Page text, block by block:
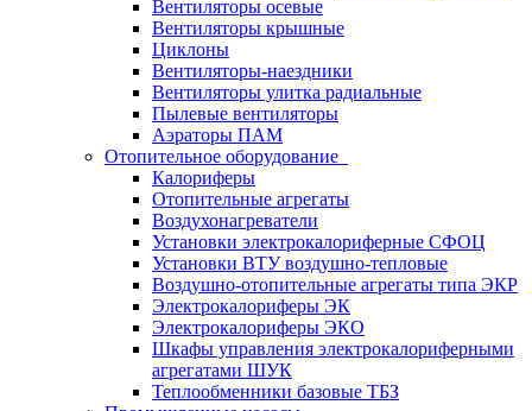
Вентиляторы осевые
Вентиляторы крышные
Циклоны
Вентиляторы-наездники
Вентиляторы улитка радиальные
Пылевые вентиляторы
Аэраторы ПАМ
Отопительное оборудование
Калориферы
Отопительные агрегаты
Воздухонагреватели
Установки электрокалориферные СФОЦ
Установки ВТУ воздушно-тепловые
Воздушно-отопительные агрегаты типа ЭКР
Электрокалориферы ЭК
Электрокалориферы ЭКО
Шкафы управления электрокалориферными
агрегатами ШУК
Теплообменники базовые ТБЗ